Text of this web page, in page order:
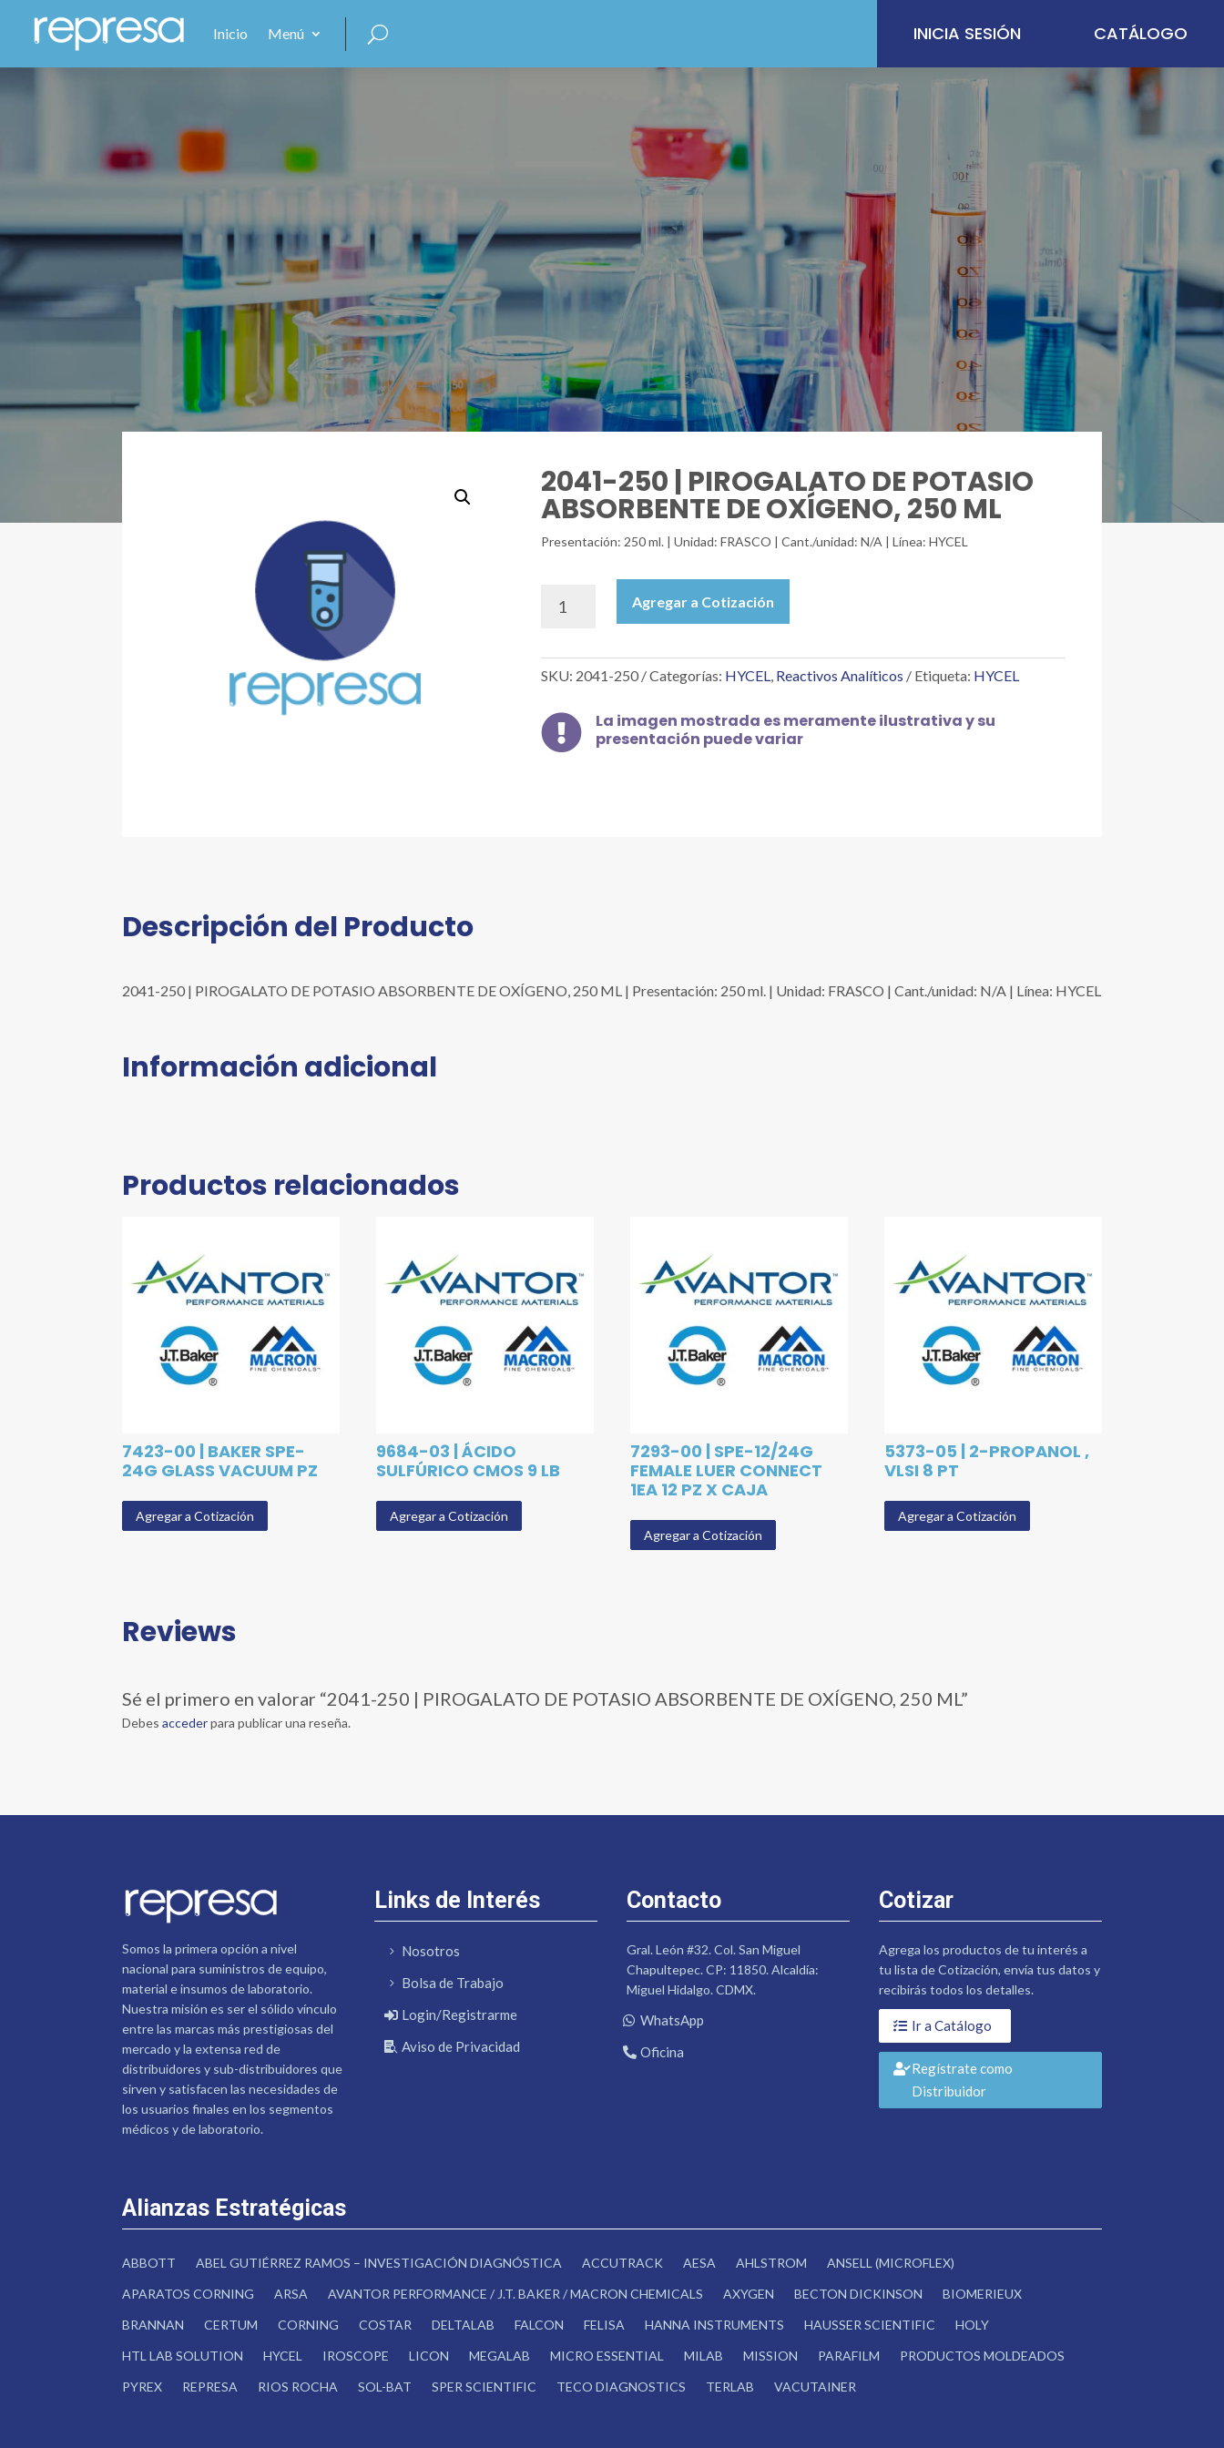
Inicio Menú INICIA SESIÓN CATÁLOGO
2041-250 | PIROGALATO DE POTASIO
ABSORBENTE DE OXÍGENO, 250 ML
Presentación: 250 ml. | Unidad: FRASCO | Cant./unidad: N/A | Línea: HYCEL
250
PIROGALATO
DE
ABSORBENTE
DE
Agregar a Cotización
SKU: 2041-250 Categorías: HYCEL, Reactivos Analíticos Etiqueta: HYCEL

La imagen mostrada es meramente ilustrativa y su
presentación puede variar
Descripción del Producto
2041-250 | PIROGALATO DE POTASIO ABSORBENTE DE OXÍGENO, 250 ML | Presentación: 250 ml. | Unidad: FRASCO | Cant./unidad: N/A | Línea: HYCEL
Información adicional
Productos relacionados
7423-00 | BAKER SPE-
24G GLASS VACUUM PZ
Agregar a Cotización
9684-03 | ÁCIDO
SULFÚRICO CMOS 9 LB
Agregar a Cotización
7293-00 | SPE-12/24G
FEMALE LUER CONNECT
1EA 12 PZ X CAJA
Agregar a Cotización
5373-05 | 2-PROPANOL ,
VLSI 8 PT
Agregar a Cotización
Reviews
Sé el primero en valorar “2041-250 | PIROGALATO DE POTASIO ABSORBENTE DE OXÍGENO, 250 ML”
Debesaccederpara publicar una reseña.
Somos la primera opción a nivel
nacional para suministros de equipo,
material e insumos de laboratorio.
Nuestra misión es ser el sólido vínculo
entre las marcas más prestigiosas del
mercado y la extensa red de
distribuidores y sub-distribuidores que
sirven y satisfacen las necesidades de
los usuarios finales en los segmentos
médicos y de laboratorio.
Links de Interés
Nosotros
Bolsa de Trabajo
Login/Registrarme
Aviso de Privacidad
Contacto
Gral. León #32. Col. San Miguel
Chapultepec. CP: 11850. Alcaldía:
Miguel Hidalgo. CDMX.
WhatsApp
Oficina
Cotizar
Agrega los productos de tu interés a
tu lista de Cotización, envía tus datos y
recibirás todos los detalles.
Ir a Catálogo
Regístrate como
Distribuidor
Alianzas Estratégicas
ABBOTT ABEL GUTIÉRREZ RAMOS – INVESTIGACIÓN DIAGNÓSTICA ACCUTRACK AESA AHLSTROM
ANSELL (MICROFLEX)
APARATOS CORNING
ARSA AVANTOR PERFORMANCE / J.T. BAKER / MACRON CHEMICALS AXYGEN BECTON DICKINSON
BIOMERIEUX
BRANNAN
CERTUM CORNING COSTAR DELTALAB FALCON FELISA HANNA INSTRUMENTS HAUSSER SCIENTIFIC
HOLY
HTL LAB SOLUTION
HYCEL IROSCOPE LICON MEGALAB MICRO ESSENTIAL MILAB MISSION PARAFILM
PRODUCTOS MOLDEADOS
PYREX
REPRESA RIOS ROCHA SOL-BAT SPER SCIENTIFIC TECO DIAGNOSTICS TERLAB VACUTAINER